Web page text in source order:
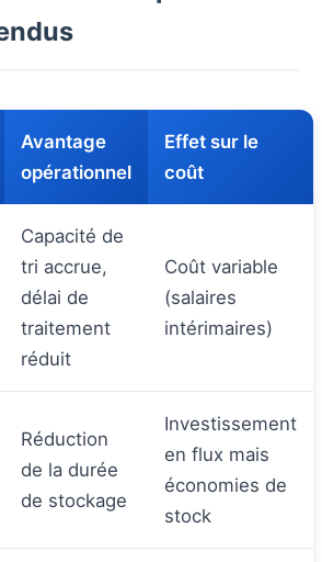
Avantage
opérationnel
Effet sur le
coût
Capacité de
tri accrue,
délai de
traitement
réduit
Coût variable
(salaires
intérimaires)
Réduction
de la durée
de stockage
Investissement
en flux mais
économies de
stock